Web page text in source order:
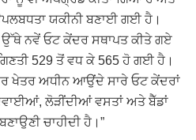
ਯਕੀਨੀ ਬਣਾਈ ਗਈ ਹੈ।
ਉੱਥੇ ਨਵੇਂ ਓਟ ਕੇਂਦਰ ਸਥਾਪਤ ਕੀਤੇ ਗਏ
529 ਤੋਂ ਵਧ ਕੇ 565 ਹੋ ਗਈ ਹੈ।
ਖੇਤਰ ਅਧੀਨ ਆਉਂਦੇ ਸਾਰੇ ਓਟ ਕੇਂਦਰਾਂ
ਲੋੜੀਂਦੀਆਂ ਵਸਤਾਂ ਅਤੇ ਬੈੱਡਾਂ
ਚਾਹੀਦੀ ਹੈ।”